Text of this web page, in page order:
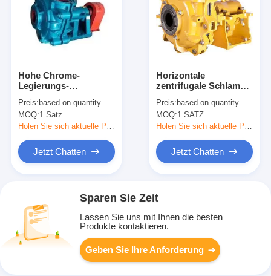
Hohe Chrome-
Legierungs-
Pumpen-/Verschleißfestigkeits-
Hochleistungsschlamm-
Pumpe
Preis: based on quantity
MOQ:1 Satz
Holen Sie sich aktuelle Preis
Jetzt Chatten
Horizontale
zentrifugale Schlamm-
Schlamm-
Förderpumpe
Preis: based on quantity
MOQ:1 SATZ
Holen Sie sich aktuelle Preis
Jetzt Chatten
Sparen Sie Zeit
Lassen Sie uns mit Ihnen die besten
Produkte kontaktieren.
Geben Sie Ihre Anforderung